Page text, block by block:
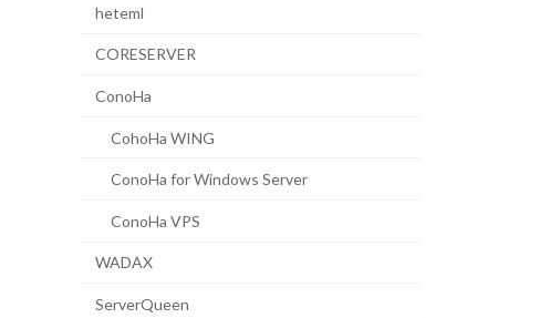
heteml
CORESERVER
ConoHa
CohoHa WING
ConoHa for Windows Server
ConoHa VPS
WADAX
ServerQueen